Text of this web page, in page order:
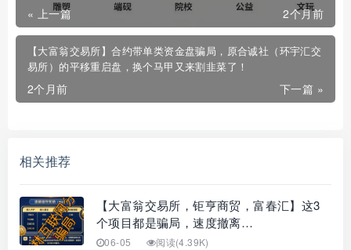
« 上一篇 2个月前
【大富翁交易所】合约带单类资金盘骗局，原合诚社（环宇汇交
易所）的平移重启盘，换个马甲又来割韭菜了！
下一篇 »
2个月前
相关推荐
【大富翁交易所，钜亨商贸，富春汇】这3
个项目都是骗局，速度撤离…
06-05 阅读(4.39K)